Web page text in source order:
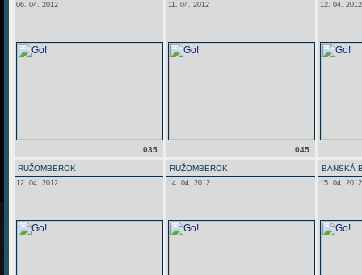
06. 04. 2012
035
11. 04. 2012
045
12. 04. 2012
RUŽOMBEROK
12. 04. 2012
RUŽOMBEROK
14. 04. 2012
BANSKÁ
15. 04. 2012